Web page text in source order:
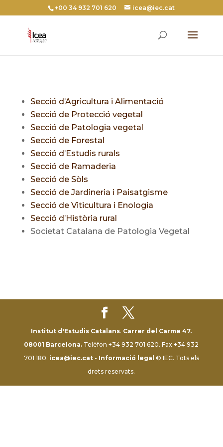
+00 34 932 701 620 icea@iec.cat
Secció d’Agricultura i Alimentació
Secció de Protecció vegetal
Secció de Patologia vegetal
Secció de Forestal
Secció d’Estudis rurals
Secció de Ramaderia
Secció de Sòls
Secció de Jardineria i Paisatgisme
Secció de Viticultura i Enologia
Secció d’Història rural
Societat Catalana de Patologia Vegetal
Institut d'Estudis Catalans. Carrer del Carme 47.
08001 Barcelona. Telèfon +34 932 701 620. Fax +34 932
701 180. icea@iec.cat- Informació legal © IEC. Tots els
drets reservats.